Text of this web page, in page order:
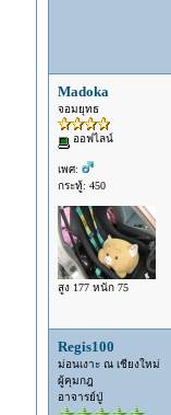
Madoka
จอมยุทธ
ออฟไลน์
เพศ:
กระทู้: 450
สูง 177 หนัก 75
Regis100
ม่อนเงาะ ณ เชียงใหม่
ผู้คุมกฎ
อาจารย์ปู่